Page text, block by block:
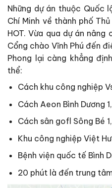
Những dự án thuộc Quốc
Chí Minh về thành phố
HOT. Vừa qua dự án
Cổng chào Vĩnh Phú đến
Phong lại càng khẳng
thể:
Cách khu công nghiệp
Cách Aeon Bình Dương
Cách sân gofl Sông Bé
Khu công nghiệp Việt
Bệnh viện quốc tế Bình
20 phút là đến trung